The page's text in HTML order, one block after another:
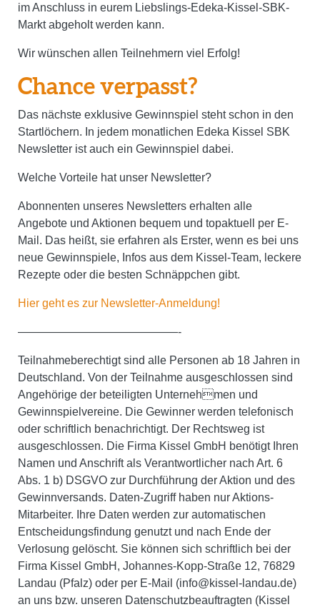
im Anschluss in eurem Liebslings-Edeka-Kissel-SBK-
Markt abgeholt werden kann.
Wir wünschen allen Teilnehmern viel Erfolg!
Chance verpasst?
Das nächste exklusive Gewinnspiel steht schon in den
Startlöchern. In jedem monatlichen Edeka Kissel SBK
Newsletter ist auch ein Gewinnspiel dabei.
Welche Vorteile hat unser Newsletter?
Abonnenten unseres Newsletters erhalten alle
Angebote und Aktionen bequem und topaktuell per E-
Mail. Das heißt, sie erfahren als Erster, wenn es bei uns
neue Gewinnspiele, Infos aus dem Kissel-Team, leckere
Rezepte oder die besten Schnäppchen gibt.
Hier geht es zur Newsletter-Anmeldung!
——————————————-
Teilnahmeberechtigt sind alle Personen ab 18 Jahren in
Deutschland. Von der Teilnahme ausgeschlossen sind
Angehörige der beteiligten Unternehmen und
Gewinnspielvereine. Die Gewinner werden telefonisch
oder schriftlich benachrichtigt. Der Rechtsweg ist
ausgeschlossen. Die Firma Kissel GmbH benötigt Ihren
Namen und Anschrift als Verantwortlicher nach Art. 6
Abs. 1 b) DSGVO zur Durchführung der Aktion und des
Gewinnversands. Daten-Zugriff haben nur Aktions-
Mitarbeiter. Ihre Daten werden zur automatischen
Entscheidungsfindung genutzt und nach Ende der
Verlosung gelöscht. Sie können sich schriftlich bei der
Firma Kissel GmbH, Johannes-Kopp-Straße 12, 76829
Landau (Pfalz) oder per E-Mail (info@kissel-landau.de)
an uns bzw. unseren Datenschutzbeauftragten (Kissel